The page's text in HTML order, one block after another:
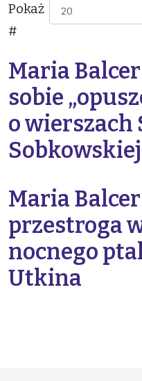
Pokaż
#
Maria
sobie
o wierszach
Maria
przestroga
nocnego
Utkina